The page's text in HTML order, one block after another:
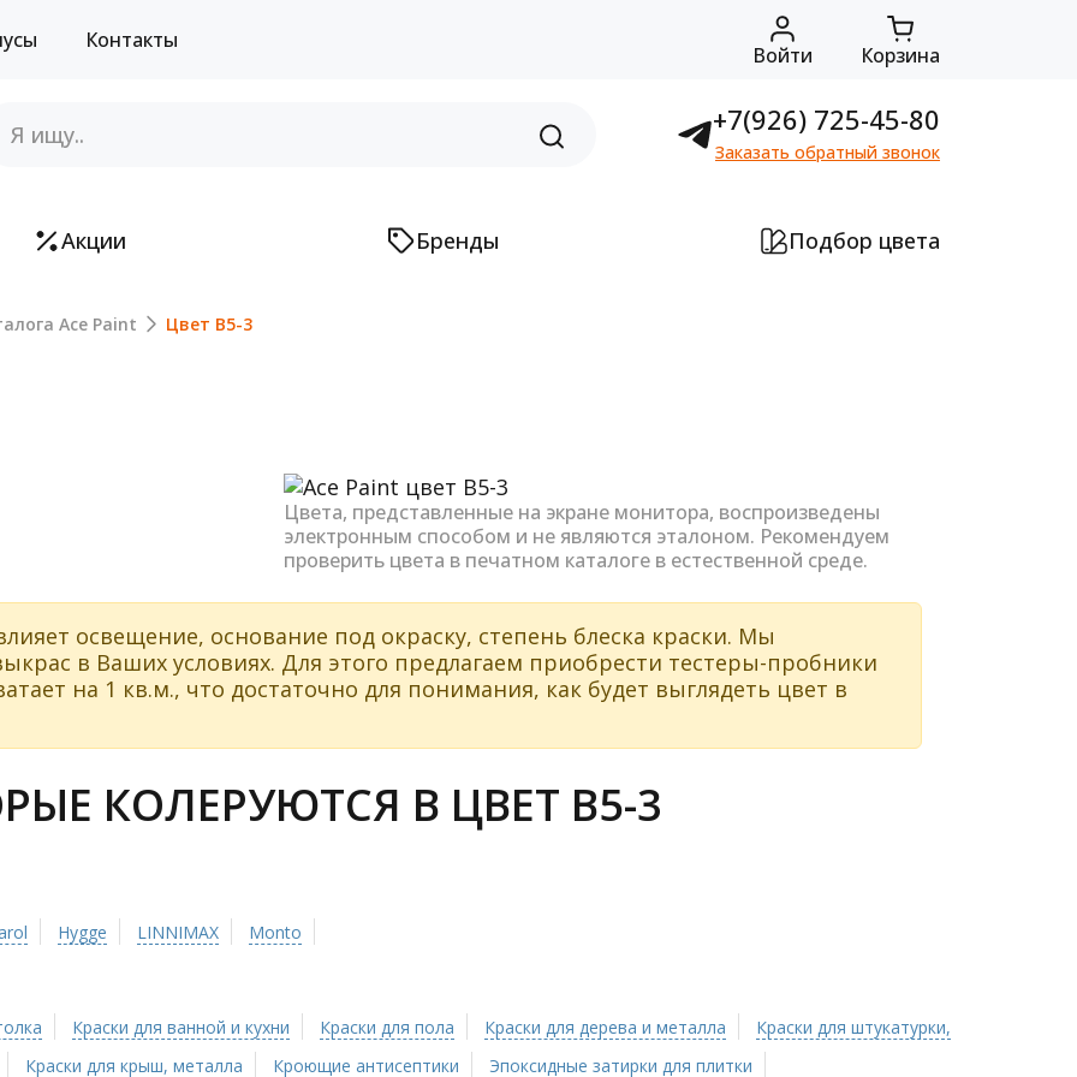
Контакты
Войти Корзина
+7(926) 725-45-80
Заказать обратный звонок
Акции Бренды Подбор цвета
Ace Paint Цвет B5-3
Цвета, представленные на экране монитора, воспроизведены
электронным способом и не являются эталоном. Рекомендуем
проверить цвета в печатном каталоге в естественной среде.
освещение, основание под окраску, степень блеска краски. Мы
в Ваших условиях. Для этого предлагаем приобрести тестеры-пробники
на 1 кв.м., что достаточно для понимания, как будет выглядеть цвет в
КОЛЕРУЮТСЯ В ЦВЕТ B5-3
Hygge LINNIMAX Monto
Краски для ванной и кухни Краски для пола Краски для дерева и металла
Краски для штукатурки,
Краски для крыш, металла
Кроющие антисептики Эпоксидные затирки для плитки